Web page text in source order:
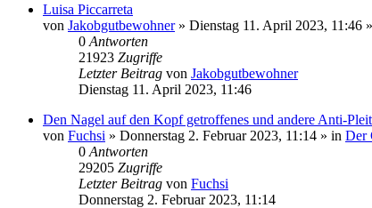
Luisa Piccarreta
von Jakobgutbewohner» Dienstag 11. April 2023, 11:46
0 Antworten
21923 Zugriffe
Letzter Beitrag von Jakobgutbewohner
Dienstag 11. April 2023, 11:46
Den Nagel auf den Kopf getroffenes und andere Anti-
von Fuchsi » Donnerstag 2. Februar 2023, 11:14 » in Der
0 Antworten
29205 Zugriffe
Letzter Beitrag von Fuchsi
Donnerstag 2. Februar 2023, 11:14